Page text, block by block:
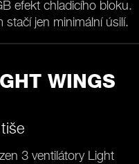
efekt chladicího bloku.
stačí jen minimální úsilí.
WINGS
3 ventilátory Light